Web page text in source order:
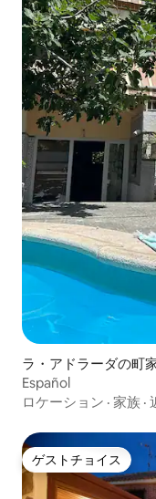
ラ・アドラーダの町
Español
ロケーション · 家族 ·
ゲストチョイス
ゲストチョイス